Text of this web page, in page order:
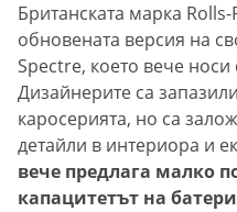
Британската марка
обновената версия на
Spectre, което вече
Дизайнерите са
каросерията, но са
детайли в интериора и
вече предлага малко
капацитетът на